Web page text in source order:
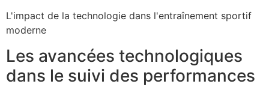
L'impact de la technologie dans l'entraînement sportif
moderne
Les avancées technologiques
dans le suivi des performances